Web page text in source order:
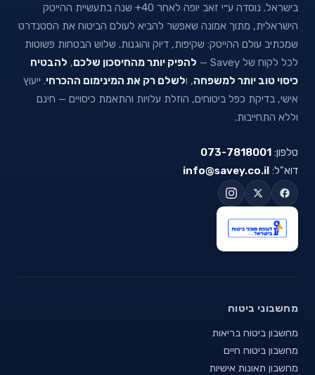
בישראל. נוסדה ע״י זאב יופה לאחר 40+ שנה בתעשיית ההייטק
הישראלית, מתוך אמונה שאפשר להביא לעולם הביטוח את הסטנדרט
שמכתיב עולם ההייטק: שקיפות, דיוק והוגנות. שלוש הבטחות פשוטות
לכל לקוח של Savey —
להפיק יותר מהחיסכון שלכם, להבטיח
כיסוי טוב יותר למשפחה, ולשלם רק את המינימום ההכרחי. ייעוץ
אישי, בדיקת כפל ביטוחים, הוזלת עלויות והתאמת כיסויים — חינם
וללא התחייבות.
טלפון: 073-7818001
דוא"ל: info@savey.co.il
מחשבוני ביטוח
מחשבון ביטוח בריאות
מחשבון ביטוח חיים
מחשבון תאונות אישיות